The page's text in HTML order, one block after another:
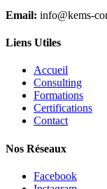
Email: info@kems-
Liens Utiles
Accueil
Consulting
Formations
Certifications
Contact
Nos Réseaux
Facebook